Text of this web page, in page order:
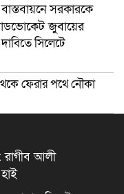
সরকারকে
জুবায়ের
সিলেটে
ফেরার পথে নৌকা
রাগীব আলী